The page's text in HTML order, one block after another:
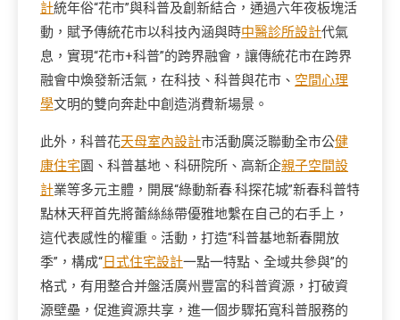
計統年俗“花市”與科普及創新結合，通過六年夜板塊活
動，賦予傳統花市以科技內涵與時中醫診所設計代氣
息，實現“花市+科普”的跨界融會，讓傳統花市在跨界
融會中煥發新活氣，在科技、科普與花市、 空間心理
學文明的雙向奔赴中創造消費新場景。
此外，科普花天母室內設計市活動廣泛聯動全市公健
康住宅園、科普基地、科研院所、高新企親子空間設
計業等多元主體，開展“綠動新春·科探花城”新春科普特
點林天秤首先將蕾絲絲帶優雅地繫在自己的右手上，
這代表感性的權重。活動，打造“科普基地新春開放
季”，構成“日式住宅設計一點一特點、全域共參與”的
格式，有用整合并盤活廣州豐富的科普資源，打破資
源壁壘，促進資源共享，進一個步驟拓寬科普服務的